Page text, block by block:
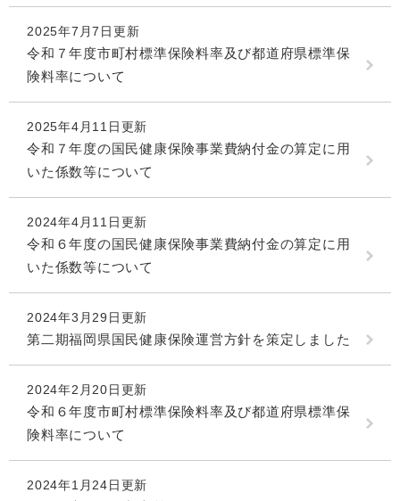
2025年7月7日更新
令和７年度市町村標準保険料率及び都道府県標準保
険料率について
2025年4月11日更新
令和７年度の国民健康保険事業費納付金の算定に用
いた係数等について
2024年4月11日更新
令和６年度の国民健康保険事業費納付金の算定に用
いた係数等について
2024年3月29日更新
第二期福岡県国民健康保険運営方針を策定しました
2024年2月20日更新
令和６年度市町村標準保険料率及び都道府県標準保
険料率について
2024年1月24日更新